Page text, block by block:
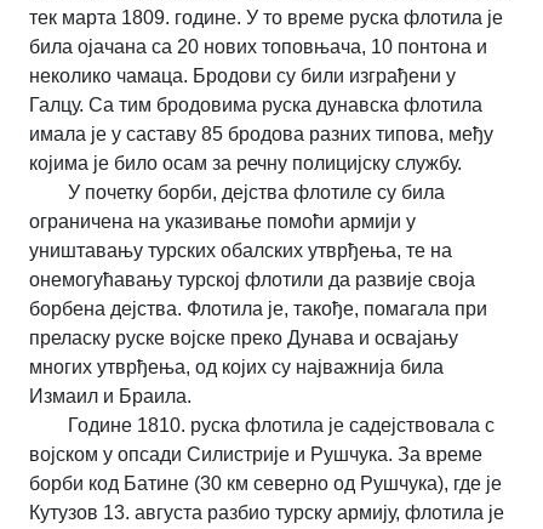
тек марта 1809. године. У то време руска флотила је
била ојачана са 20 нових топовњача, 10 понтона и
неколико чамаца. Бродови су били изграђени у
Галцу. Са тим бродовима руска дунавска флотила
имала је у саставу 85 бродова разних типова, међу
којима је било осам за речну полицијску службу.
У почетку борби, дејства флотиле су била
ограничена на указивање помоћи армији у
уништавању турских обалских утврђења, те на
онемогућавању турској флотили да развије своја
борбена дејства. Флотила је, такође, помагала при
преласку руске војске преко Дунава и освајању
многих утврђења, од којих су најважнија била
Измаил и Браила.
Године 1810. руска флотила је садејствовала с
војском у опсади Силистрије и Рушчука. За време
борби код Батине (30 км северно од Рушчука), где је
Кутузов 13. августа разбио турску армију, флотила је